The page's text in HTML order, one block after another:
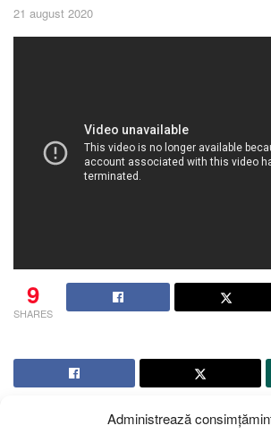
Administrează
21 august 2020
9
SHARES